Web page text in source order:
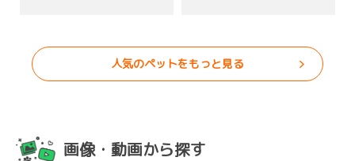
人気のペットをもっと見る
画像・動画から探す